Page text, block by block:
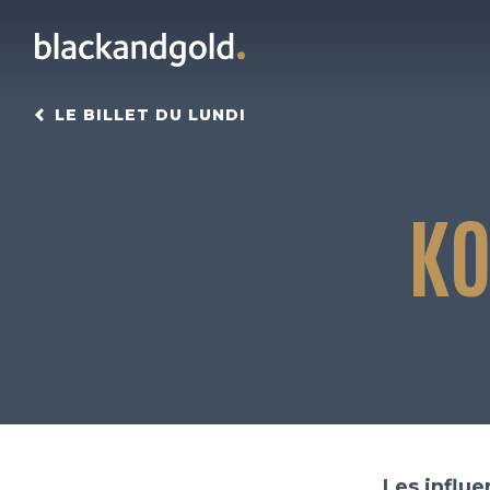
LE BILLET DU LUNDI